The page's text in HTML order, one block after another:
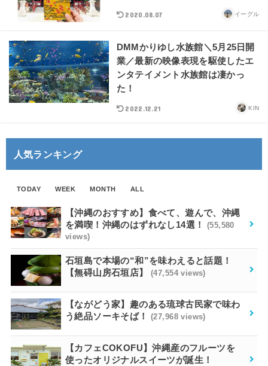
2020.08.07 イーグル
DMMかりゆし水族館＼5月25日開
業／最新の映像表現を駆使したエ
ンタテイメント水族館は凄かっ
た！
2022.12.21 KIN
人気ランキング
TODAY WEEK MONTH ALL
【沖縄のおすすめ】食べて、遊んで、沖縄
を満喫！沖縄のはずれなし14選！
(55,580
views)
石垣島で本場の“和”を味わえると話題！
【無碍山房石垣店】
(47,554 views)
【ながどう家】趣のある琉球古民家で味わ
う絶品ソーキそば！
(27,968 views)
【カフェCOKOFU】沖縄産のフルーツを
使ったオリジナルスイーツが誕生！